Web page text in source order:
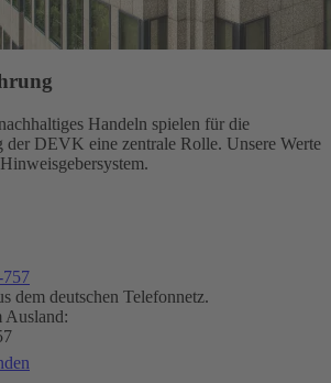
Handeln spielen für die
der DEVK eine zentrale Rolle. Unsere Werte
dem deutschen Telefonnetz.
Ausland: